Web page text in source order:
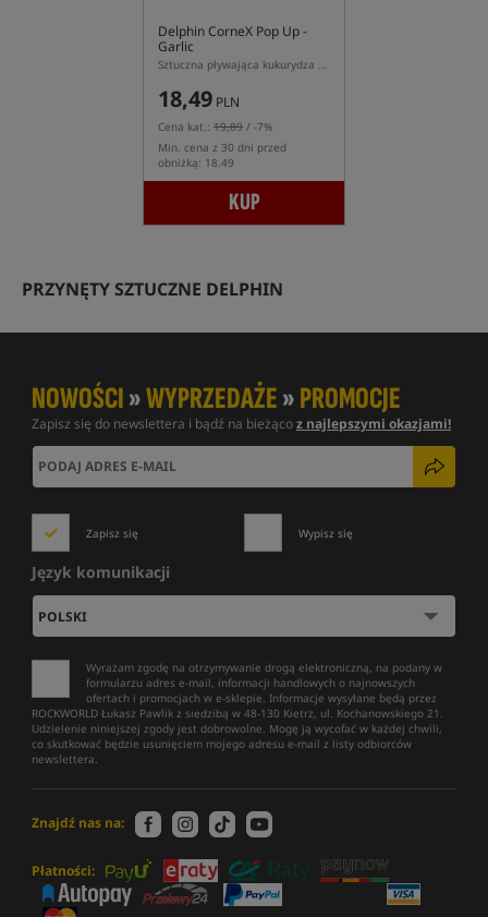
Delphin CorneX Pop Up -
Garlic
Sztuczna pływająca kukurydza o zapachu czosnku
18,49 PLN
Cena kat.: 19,89 / -7%
Min. cena z 30 dni przed
obniżką: 18.49
KUP
PRZYNĘTY SZTUCZNE DELPHIN
NOWOŚCI»WYPRZEDAŻE»PROMOCJE
Zapisz się do newslettera i bądź na bieżącoz najlepszymi okazjami!
Zapisz się Wypisz się
Język komunikacji
Wyrażam zgodę na otrzymywanie drogą elektroniczną, na podany w
formularzu adres e-mail, informacji handlowych o najnowszych
ofertach i promocjach w e-sklepie. Informacje wysyłane będą przez
ROCKWORLD Łukasz Pawlik z siedzibą w 48-130 Kietrz, ul. Kochanowskiego 21.
Udzielenie niniejszej zgody jest dobrowolne. Mogę ją wycofać w każdej chwili,
co skutkować będzie usunięciem mojego adresu e-mail z listy odbiorców
newslettera.
Znajdź nas na:
Płatności: